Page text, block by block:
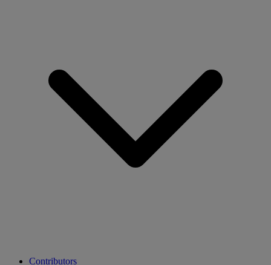
Contributors